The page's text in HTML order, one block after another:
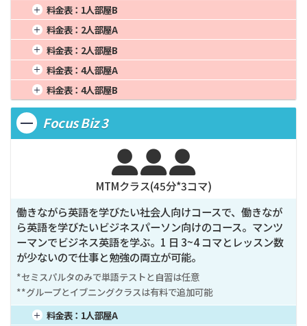
1週間
95,875
2週間
177,000
3週間
243,375
4週間
8週間
590,000
12週間
885,000
20週間
1,475,000
24週間
1,770,000
料金表： 1人部屋B
1週間
94,250
2週間
174,000
3週間
239,250
8週間
580,000
12週間
580,000
20週間
1,450,000
24週間
1,740,000
料金表： 2人部屋A
1週間
79,625
2週間
147,000
3週間
202,125
4週間
8週間
490,000
12週間
490,000
20週間
1,225,000
24週間
1,470,000
料金表： 2人部屋B
1週間
78,000
2週間
144,000
3週間
198,000
8週間
480,000
12週間
480,000
20週間
1,200,000
24週間
1,440,000
料金表： 4人部屋A
1週間
73,125
2週間
135,000
3週間
185,625
4週間
8週間
450,000
20週間
1,125,000
料金表： 4人部屋B
1週間
71,500
2週間
132,000
3週間
181,500
4週間
220,000
12週間
440,000
16週間
880,000
24週間
1,320,000
Focus Biz 3

MTMクラス(45分*3コマ)
働きながら英語を学びたい社会人向けコースで、働きなが
ら英語を学びたいビジネスパーソン向けのコース。マンツ
ーマンでビジネス英語を学ぶ。1 日 3~4 コマとレッスン数
が少ないので仕事と勉強の両立が可能。
*セミスパルタのみで単語テストと自習は任意
**グループとイブニングクラスは有料で追加可能
料金表： 1人部屋A